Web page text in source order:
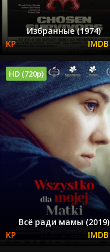
Избранные (1974)
HD (720p)
Всё ради мамы (2019)